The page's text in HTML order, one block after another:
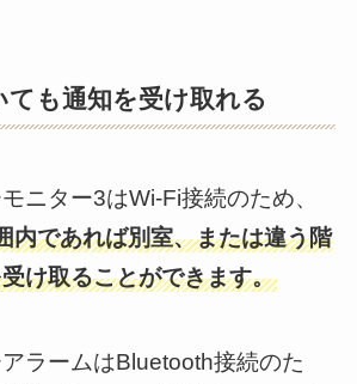
ても通知を受け取れる
ニター3はWi-Fi接続のため、
内であれば別室、または違う階
け取ることができます。
ラームはBluetooth接続のた